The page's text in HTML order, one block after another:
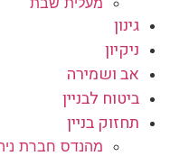
גינון
ניקיון
אב ושמירה
ביטוח לבניין
תחזוק בניין
מהנדס חברת